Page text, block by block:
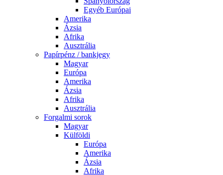
Egyéb Európai
Amerika
Ázsia
Afrika
Ausztrália
Papírpénz / bankjegy
Magyar
Európa
Amerika
Ázsia
Afrika
Ausztrália
Forgalmi sorok
Magyar
Külföldi
Európa
Amerika
Ázsia
Afrika